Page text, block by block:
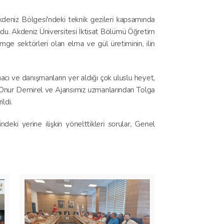
Bölgesi'ndeki teknik gezileri kapsamında
Akdeniz Üniversitesi İktisat Bölümü Öğretim
sektörleri olan elma ve gül üretiminin, ilin
ve danışmanların yer aldığı çok uluslu heyet,
Demirel ve Ajansımız uzmanlarından Tolga
yerine ilişkin yönelttikleri sorular, Genel